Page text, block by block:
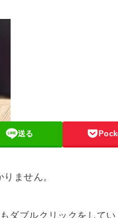
送る
ません。
ダブルクリックをしてい